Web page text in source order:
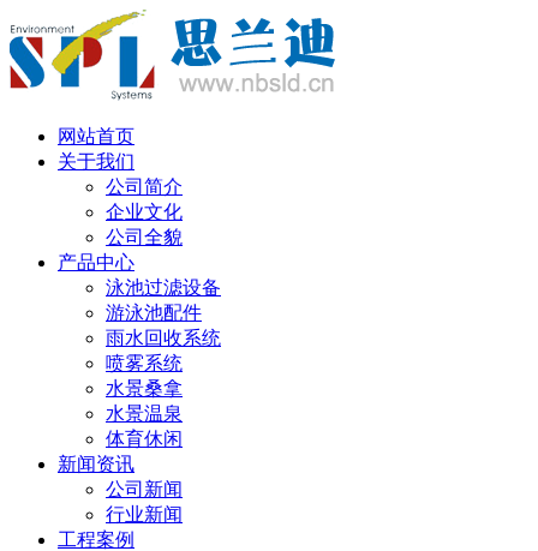
网站首页
关于我们
公司简介
企业文化
公司全貌
产品中心
泳池过滤设备
游泳池配件
雨水回收系统
喷雾系统
水景桑拿
水景温泉
体育休闲
新闻资讯
公司新闻
行业新闻
工程案例